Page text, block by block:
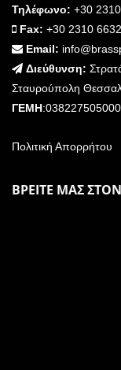
Τηλέφωνο: +30
Fax: +30 2310
Email:
Διεύθυνση:
Σταυρούπολη
ΓΕΜΗ:038227505000
Πολιτική Απορρήτου
ΒΡΕΙΤΕ ΜΑΣ